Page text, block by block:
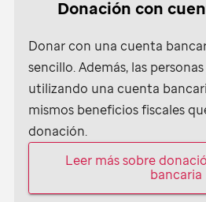
Donación con
Donar con una cuenta
sencillo. Además, las
utilizando una cuenta
mismos beneficios fiscales
donación.
Leer más sobre
bancaria